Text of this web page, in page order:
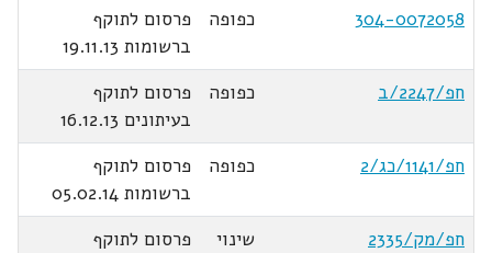
304-0072058
כפופה
פרסום לתוקף
ברשומות 19.11.13
חפ/2247/ב
כפופה
פרסום לתוקף
בעיתונים 16.12.13
חפ/1141/כג/2
כפופה
פרסום לתוקף
ברשומות 05.02.14
חפ/מק/2335
שינוי
פרסום לתוקף